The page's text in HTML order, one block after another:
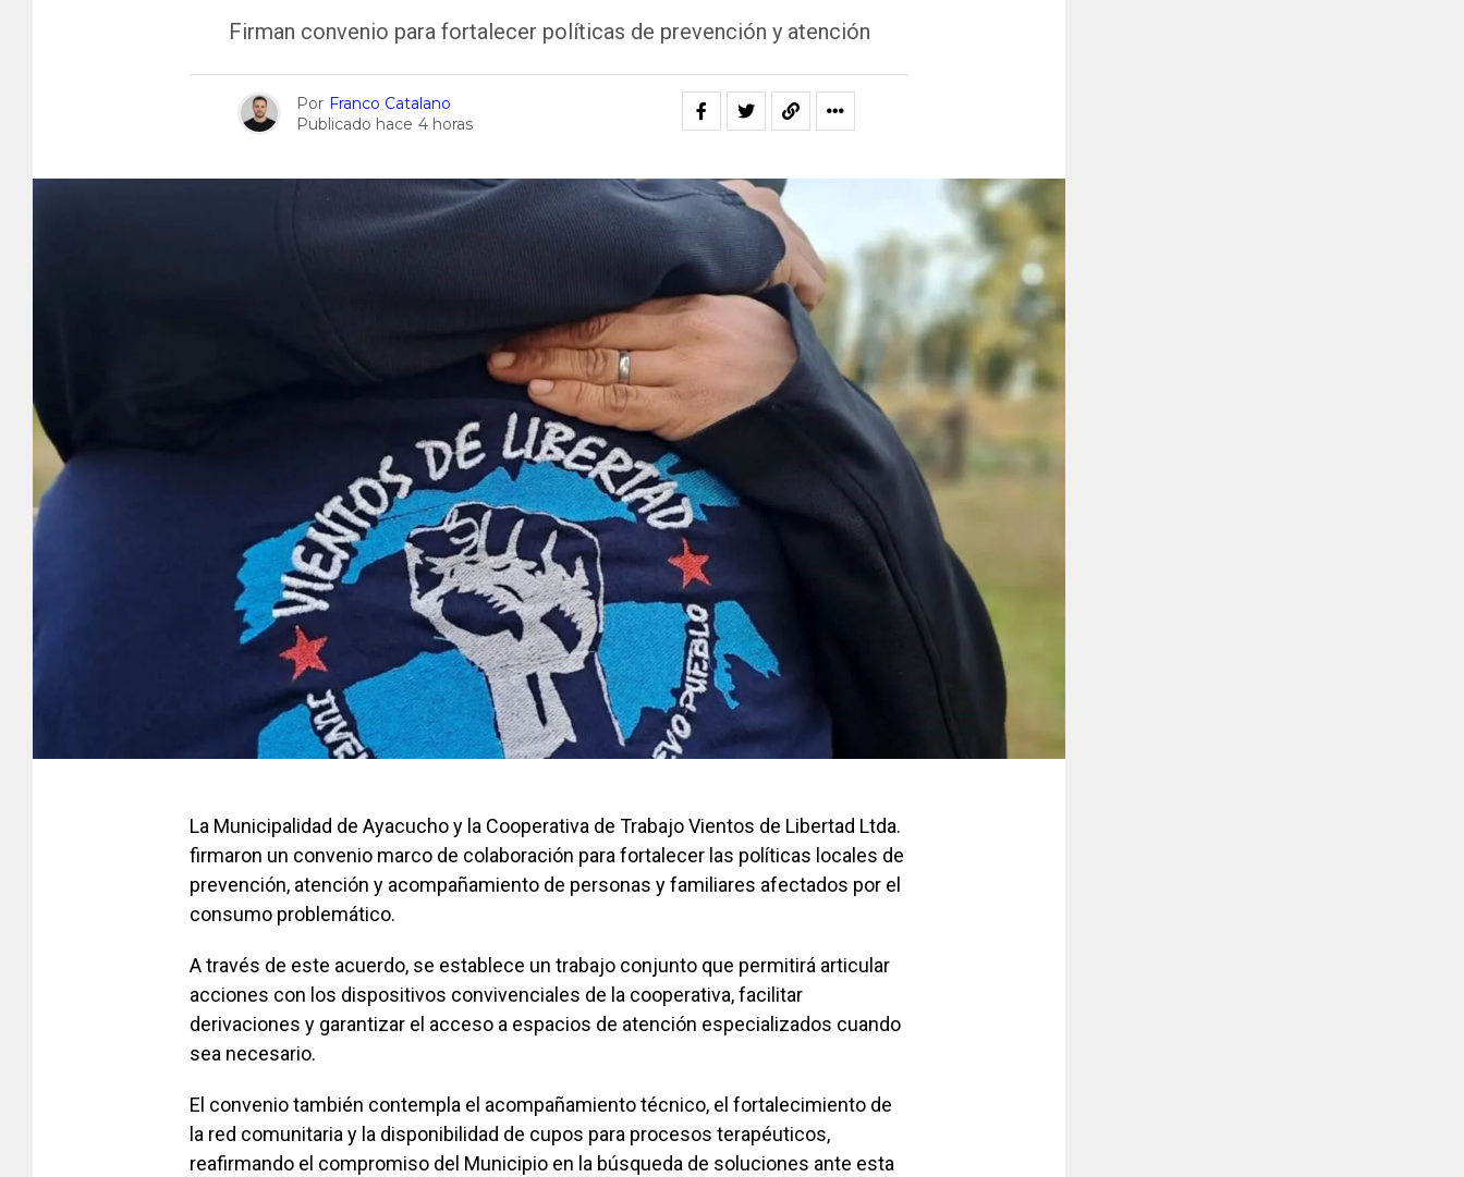
Firman convenio para fortalecer políticas de prevención y atención
Por Franco Catalano
Publicado hace 4 horas
La Municipalidad de Ayacucho y la Cooperativa de Trabajo Vientos de Libertad Ltda.
firmaron un convenio marco de colaboración para fortalecer las políticas locales de
prevención, atención y acompañamiento de personas y familiares afectados por el
consumo problemático.
A través de este acuerdo, se establece un trabajo conjunto que permitirá articular
acciones con los dispositivos convivenciales de la cooperativa, facilitar
derivaciones y garantizar el acceso a espacios de atención especializados cuando
sea necesario.
El convenio también contempla el acompañamiento técnico, el fortalecimiento de
la red comunitaria y la disponibilidad de cupos para procesos terapéuticos,
reafirmando el compromiso del Municipio en la búsqueda de soluciones ante esta